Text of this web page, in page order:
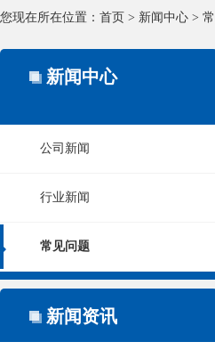
您现在所在位置： 首页 > 新闻中心 >
新闻中心
公司新闻
行业新闻
常见问题
新闻资讯